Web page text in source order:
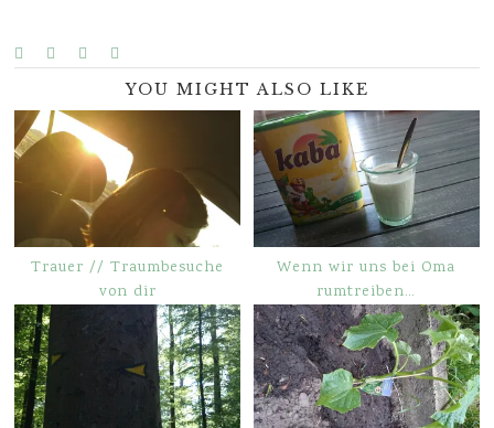
YOU MIGHT ALSO LIKE
Trauer // Traumbesuche
von dir
Wenn wir uns bei Oma
rumtreiben…